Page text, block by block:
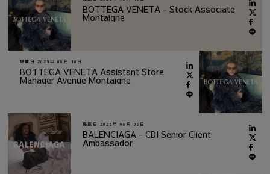
BOTTEGA VENETA - Stock Associate
Montaigne
掲載日 2026年 08月 10日
BOTTEGA VENETA Assistant Store
Manager Avenue Montaigne
掲載日 2026年 08月 08日
BALENCIAGA - CDI Senior Client
Ambassador